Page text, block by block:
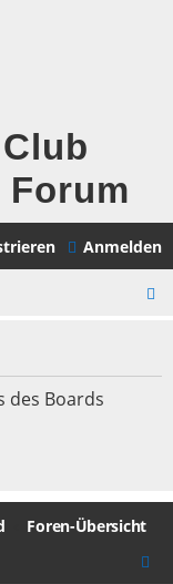
Anmelden
des Boards
Foren-Übersicht